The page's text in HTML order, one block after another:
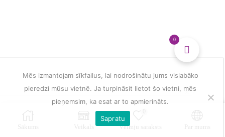
Sākums Veikals Vēlmju saraksts Par mums
0
Mēs izmantojam sīkfailus, lai nodrošinātu jums vislabāko
pieredzi mūsu vietnē. Ja turpināsit lietot šo vietni, mēs
pieņemsim, ka esat ar to apmierināts.
Sapratu